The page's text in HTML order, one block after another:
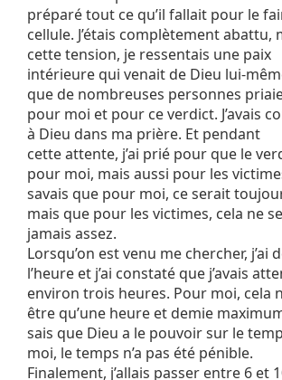
préparé tout ce qu’il fallait pour le
cellule. J’étais complètement abattu,
cette tension, je ressentais une paix
intérieure qui venait de Dieu lui-
que de nombreuses personnes
pour moi et pour ce verdict. J’avais
à Dieu dans ma prière. Et pendant
cette attente, j’ai prié pour que le
pour moi, mais aussi pour les
savais que pour moi, ce serait
mais que pour les victimes, cela ne
jamais assez.
Lorsqu’on est venu me chercher, j’ai
l’heure et j’ai constaté que j’avais
environ trois heures. Pour moi, cela
être qu’une heure et demie
sais que Dieu a le pouvoir sur le
moi, le temps n’a pas été pénible.
Finalement, j’allais passer entre 6 et